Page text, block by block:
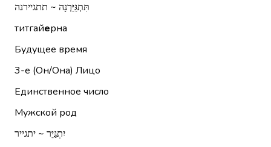
תִּתְגַּיֵּרְנָה ~ תתגיירנה
титгайерна
Будущее время
3-е (Он/Она) Лицо
Единственное число
Мужской род
יִתְגַּיֵּר ~ יתגייר